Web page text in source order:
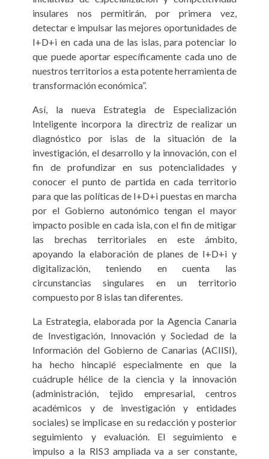
insulares nos permitirán, por primera vez,
detectar e impulsar las mejores oportunidades de
I+D+i en cada una de las islas, para potenciar lo
que puede aportar específicamente cada uno de
nuestros territorios a esta potente herramienta de
transformación económica”.
Así, la nueva Estrategia de Especialización
Inteligente incorpora la directriz de realizar un
diagnóstico por islas de la situación de la
investigación, el desarrollo y la innovación, con el
fin de profundizar en sus potencialidades y
conocer el punto de partida en cada territorio
para que las políticas de I+D+i puestas en marcha
por el Gobierno autonómico tengan el mayor
impacto posible en cada isla, con el fin de mitigar
las brechas territoriales en este ámbito,
apoyando la elaboración de planes de I+D+i y
digitalización, teniendo en cuenta las
circunstancias singulares en un territorio
compuesto por 8 islas tan diferentes.
La Estrategia, elaborada por la Agencia Canaria
de Investigación, Innovación y Sociedad de la
Información del Gobierno de Canarias (ACIISI),
ha hecho hincapié especialmente en que la
cuádruple hélice de la ciencia y la innovación
(administración, tejido empresarial, centros
académicos y de investigación y entidades
sociales) se implicase en su redacción y posterior
seguimiento y evaluación. El seguimiento e
impulso a la RIS3 ampliada va a ser constante,